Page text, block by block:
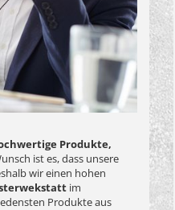
Produkte,
ist es, dass unsere
wir einen hohen
im
Produkte aus